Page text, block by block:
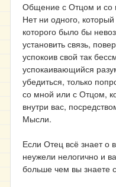
Общение с Отцом и со
Нет ни одного,
которого было бы
установить связь,
успокоив свой так
успокаивающийся
убедиться, только
со мной или с Отцом,
внутри вас,
Мысли.
Если Отец всё знает о
неужели нелогично и
больше чем вы знаете